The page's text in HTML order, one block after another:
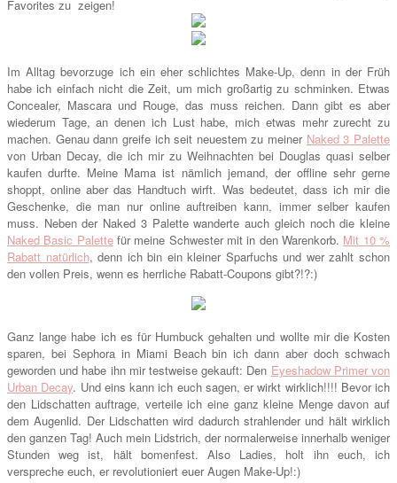
Favorites zu zeigen!
Im Alltag bevorzuge ich ein eher schlichtes Make-Up, denn in der Früh
habe ich einfach nicht die Zeit, um mich großartig zu schminken. Etwas
Concealer, Mascara und Rouge, das muss reichen. Dann gibt es aber
wiederum Tage, an denen ich Lust habe, mich etwas mehr zurecht zu
machen. Genau dann greife ich seit neuestem zu meiner Naked 3 Palette
von Urban Decay, die ich mir zu Weihnachten bei Douglas quasi selber
kaufen durfte. Meine Mama ist nämlich jemand, der offline sehr gerne
shoppt, online aber das Handtuch wirft. Was bedeutet, dass ich mir die
Geschenke, die man nur online auftreiben kann, immer selber kaufen
muss. Neben der Naked 3 Palette wanderte auch gleich noch die kleine
Naked Basic Palettefür meine Schwester mit in den Warenkorb. Mit 10 %
Rabatt natürlich, denn ich bin ein kleiner Sparfuchs und wer zahlt schon
den vollen Preis, wenn es herrliche Rabatt-Coupons gibt?!?:)
Ganz lange habe ich es für Humbuck gehalten und wollte mir die Kosten
sparen, bei Sephora in Miami Beach bin ich dann aber doch schwach
geworden und habe ihn mir testweise gekauft: Den Eyeshadow Primer von
Urban Decay. Und eins kann ich euch sagen, er wirkt wirklich!!!! Bevor ich
den Lidschatten auftrage, verteile ich eine ganz kleine Menge davon auf
dem Augenlid. Der Lidschatten wird dadurch strahlender und hält wirklich
den ganzen Tag! Auch mein Lidstrich, der normalerweise innerhalb weniger
Stunden weg ist, hält bomenfest. Also Ladies, holt ihn euch, ich
verspreche euch, er revolutioniert euer Augen Make-Up!:)